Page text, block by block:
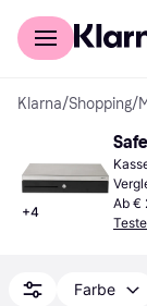
Für Shopper
Klarna/Shopping/
+4
Ab €
Farbe